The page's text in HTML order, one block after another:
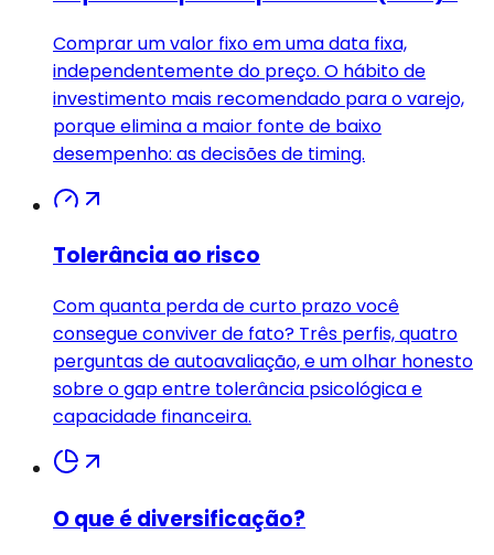
Comprar um valor fixo em uma data fixa,
independentemente do preço. O hábito de
investimento mais recomendado para o varejo,
porque elimina a maior fonte de baixo
desempenho: as decisões de timing.
Tolerância ao risco
Com quanta perda de curto prazo você
consegue conviver de fato? Três perfis, quatro
perguntas de autoavaliação, e um olhar honesto
sobre o gap entre tolerância psicológica e
capacidade financeira.
O que é diversificação?